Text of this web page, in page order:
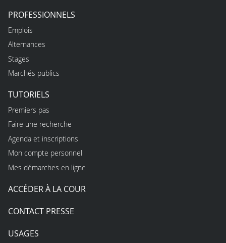
PROFESSIONNELS
Emplois
Alternances
Stages
Marchés publics
TUTORIELS
Premiers pas
Faire une recherche
Agenda et inscriptions
Mon compte personnel
Mes démarches en ligne
ACCÉDER À LA COUR
CONTACT PRESSE
USAGES